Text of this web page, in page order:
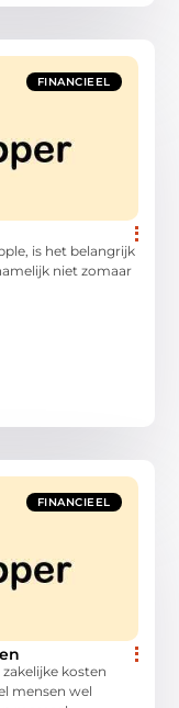
FINANCIEEL
is het belangrijk
niet zomaar
FINANCIEEL
kosten
mensen wel